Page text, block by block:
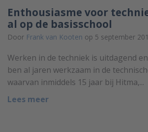
Enthousiasme voor
al op de basisschool
Door Frank van Kooten op 5 september
Werken in de techniek is uitdagend
ben al jaren werkzaam in de
waarvan inmiddels 15 jaar bij Hitma,...
Lees meer